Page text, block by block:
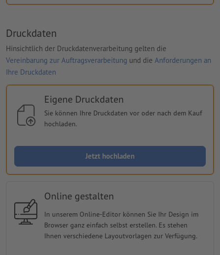
Druckdaten
Hinsichtlich der Druckdatenverarbeitung gelten die
Vereinbarung zur Auftragsverarbeitung und die Anforderungen an
Ihre Druckdaten
Eigene Druckdaten
Sie können Ihre Druckdaten vor oder nach dem Kauf
hochladen.
Jetzt hochladen
Online gestalten
In unserem Online-Editor können Sie Ihr Design im
Browser ganz einfach selbst erstellen. Es stehen
Ihnen verschiedene Layoutvorlagen zur Verfügung.